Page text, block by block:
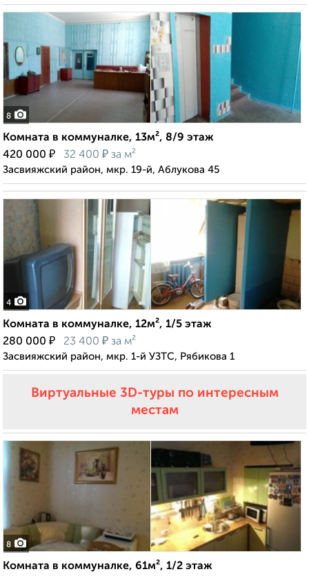
8
Комната в коммуналке, 13м², 8/9 этаж
420 000 ₽ 32 400 ₽ за м²
Засвияжский район, мкр. 19-й, Аблукова 45
4
Комната в коммуналке, 12м², 1/5 этаж
280 000 ₽ 23 400 ₽ за м²
Засвияжский район, мкр. 1-й УЗТС, Рябикова 1
Виртуальные 3D-туры по интересным
местам
8
Комната в коммуналке, 61м², 1/2 этаж